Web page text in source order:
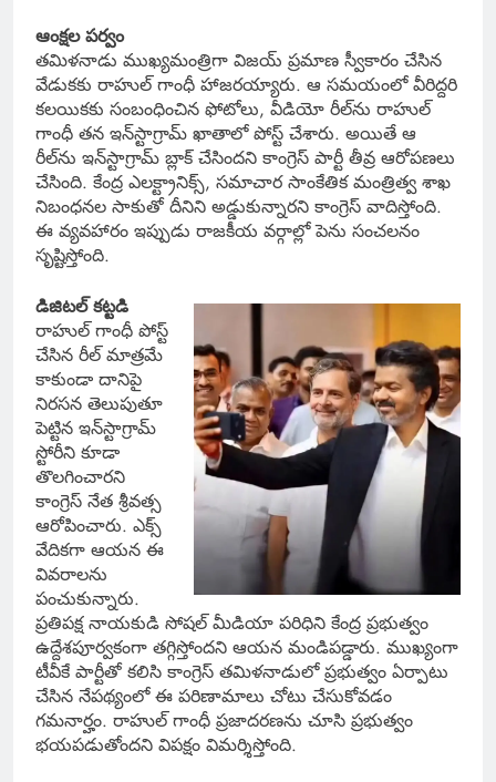
ఆంక్షల పర్వం
తమిళనాడు ముఖ్యమంత్రిగా విజయ్ ప్రమాణ స్వీకారం చేసిన
వేడుకకు రాహుల్ గాంధీ హాజరయ్యారు. ఆ సమయంలో వీరిద్దరి
కలయికకు సంబంధించిన ఫోటోలు, వీడియో రీల్‌ను రాహుల్
గాంధీ తన ఇన్‌స్టాగ్రామ్ ఖాతాలో పోస్ట్ చేశారు. అయితే ఆ
రీల్‌ను ఇన్‌స్టాగ్రామ్ బ్లాక్ చేసిందని కాంగ్రెస్ పార్టీ తీవ్ర ఆరోపణలు
చేసింది. కేంద్ర ఎలక్ట్రానిక్స్, సమాచార సాంకేతిక మంత్రిత్వ శాఖ
నిబంధనల సాకుతో దీనిని అడ్డుకున్నారని కాంగ్రెస్ వాదిస్తోంది.
ఈ వ్యవహారం ఇప్పుడు రాజకీయ వర్గాల్లో పెను సంచలనం
సృష్టిస్తోంది.
డిజిటల్ కట్టడి
రాహుల్ గాంధీ పోస్ట్
చేసిన రీల్ మాత్రమే
కాకుండా దానిపై
నిరసన తెలుపుతూ
పెట్టిన ఇన్‌స్టాగ్రామ్
స్టోరీని కూడా
తొలగించారని
కాంగ్రెస్ నేత శ్రీవత్స
ఆరోపించారు. ఎక్స్‌
వేదికగా ఆయన ఈ
వివరాలను
పంచుకున్నారు.
ప్రతిపక్ష నాయకుడి సోషల్ మీడియా పరిధిని కేంద్ర ప్రభుత్వం
ఉద్దేశపూర్వకంగా తగ్గిస్తోందని ఆయన మండిపడ్డారు. ముఖ్యంగా
టీవీకే పార్టీతో కలిసి కాంగ్రెస్ తమిళనాడులో ప్రభుత్వం ఏర్పాటు
చేసిన నేపథ్యంలో ఈ పరిణామాలు చోటు చేసుకోవడం
గమనార్హం. రాహుల్ గాంధీ ప్రజాదరణను చూసి ప్రభుత్వం
భయపడుతోందని విపక్షం విమర్శిస్తోంది.